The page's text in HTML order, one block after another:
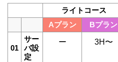
ライトコース
Aプラン
Bプラン
01
サー
バ設
定
ー 3H〜